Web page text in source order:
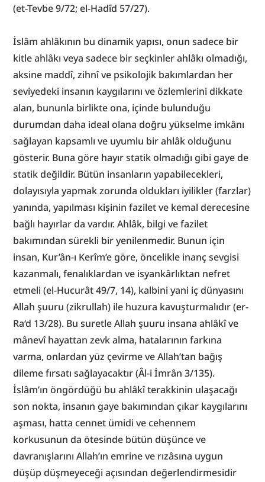
(et-Tevbe 9/72; el-Hadîd 57/27).
İslâm ahlâkının bu dinamik yapısı, onun sadece bir
kitle ahlâkı veya sadece bir seçkinler ahlâkı olmadığı,
aksine maddî, zihnî ve psikolojik bakımlardan her
seviyedeki insanın kaygılarını ve özlemlerini dikkate
alan, bununla birlikte ona, içinde bulunduğu
durumdan daha ideal olana doğru yükselme imkânı
sağlayan kapsamlı ve uyumlu bir ahlâk olduğunu
gösterir. Buna göre hayır statik olmadığı gibi gaye de
statik değildir. Bütün insanların yapabilecekleri,
dolayısıyla yapmak zorunda oldukları iyilikler (farzlar)
yanında, yapılması kişinin fazilet ve kemal derecesine
bağlı hayırlar da vardır. Ahlâk, bilgi ve fazilet
bakımından sürekli bir yenilenmedir. Bunun için
insan, Kur’ân-ı Kerîm’e göre, öncelikle inanç sevgisi
kazanmalı, fenalıklardan ve isyankârlıktan nefret
etmeli (el-Hucurât 49/7, 14), kalbini yani iç dünyasını
Allah şuuru (zikrullah) ile huzura kavuşturmalıdır (er-
Ra‘d 13/28). Bu suretle Allah şuuru insana ahlâkî ve
mânevî hayattan zevk alma, hatalarının farkına
varma, onlardan yüz çevirme ve Allah’tan bağış
dileme fırsatı sağlayacaktır (Âl-i İmrân 3/135).
İslâm’ın öngördüğü bu ahlâkî terakkinin ulaşacağı
son nokta, insanın gaye bakımından çıkar kaygılarını
aşması, hatta cennet ümidi ve cehennem
korkusunun da ötesinde bütün düşünce ve
davranışlarını Allah’ın emrine ve rızâsına uygun
düşüp düşmeyeceği açısından değerlendirmesidir